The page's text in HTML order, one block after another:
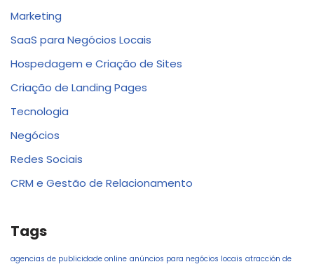
Marketing
SaaS para Negócios Locais
Hospedagem e Criação de Sites
Criação de Landing Pages
Tecnologia
Negócios
Redes Sociais
CRM e Gestão de Relacionamento
Tags
agencias de publicidade online anúncios para negócios locais atracción de